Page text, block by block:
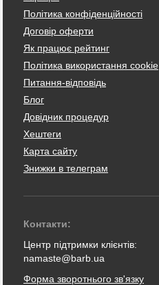
Політика конфіденційності
Договір оферти
Як працює рейтинг
Політика використання cookie
Питання-відповідь
Блог
Довідник процедур
Хештеги
Карта сайту
Знижки в телеграм
Контакти:
Центр підтримки клієнтів:
namaste@barb.ua
Форма зворотнього зв'язку